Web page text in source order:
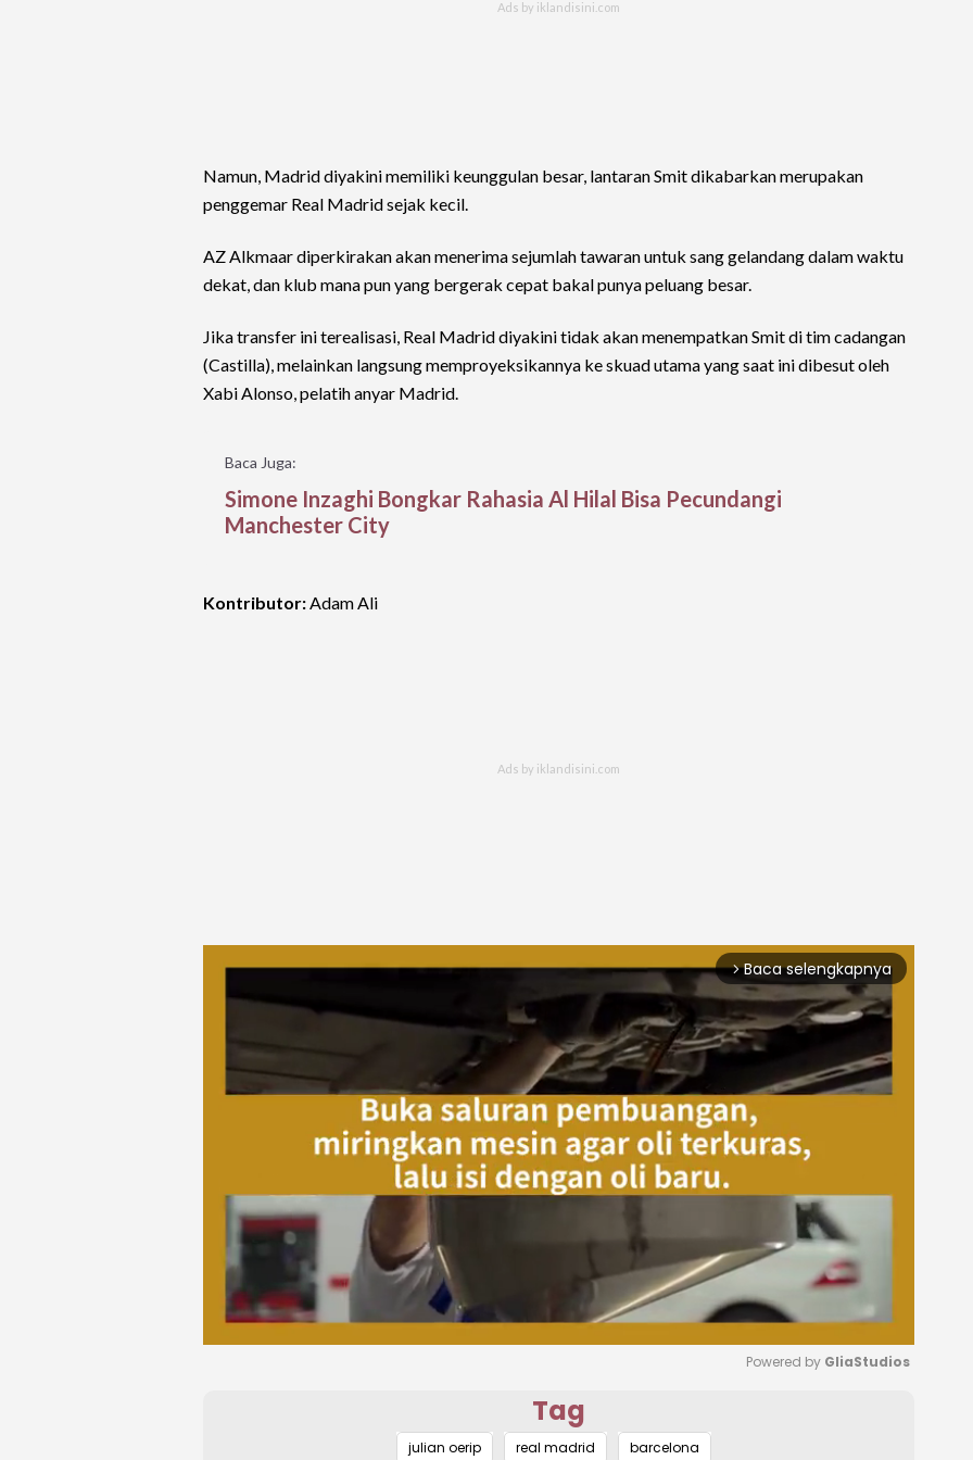
Namun, Madrid diyakini memiliki keunggulan besar, lantaran Smit dikabarkan merupakan
penggemar Real Madrid sejak kecil.
AZ Alkmaar diperkirakan akan menerima sejumlah tawaran untuk sang gelandang dalam waktu
dekat, dan klub mana pun yang bergerak cepat bakal punya peluang besar.
Jika transfer ini terealisasi, Real Madrid diyakini tidak akan menempatkan Smit di tim cadangan
(Castilla), melainkan langsung memproyeksikannya ke skuad utama yang saat ini dibesut oleh
Xabi Alonso, pelatih anyar Madrid.
Baca Juga:
Simone Inzaghi Bongkar Rahasia Al Hilal Bisa Pecundangi
Manchester City
Kontributor:Adam Ali
arrow_forward_ios Baca selengkapnya
Powered by GliaStudios
Tag
julian oerip real madrid barcelona